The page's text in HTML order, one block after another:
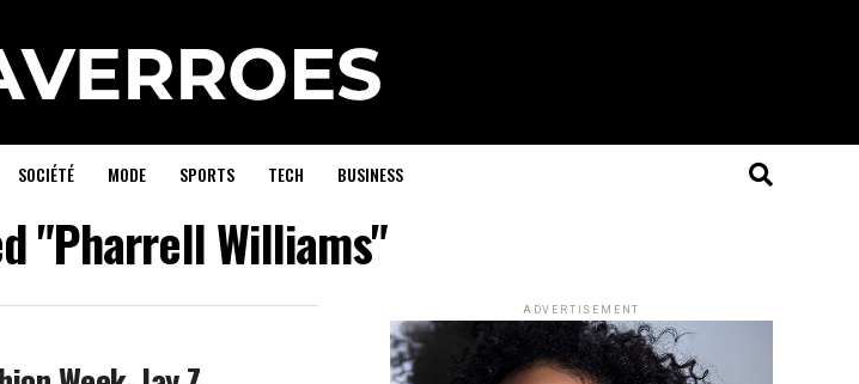
SOCIÉTÉ MODE SPORTS TECH BUSINESS
"Pharrell Williams"
ADVERTISEMENT